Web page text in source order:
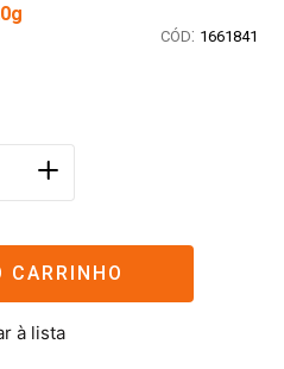
: 1661841
＋
CARRINHO